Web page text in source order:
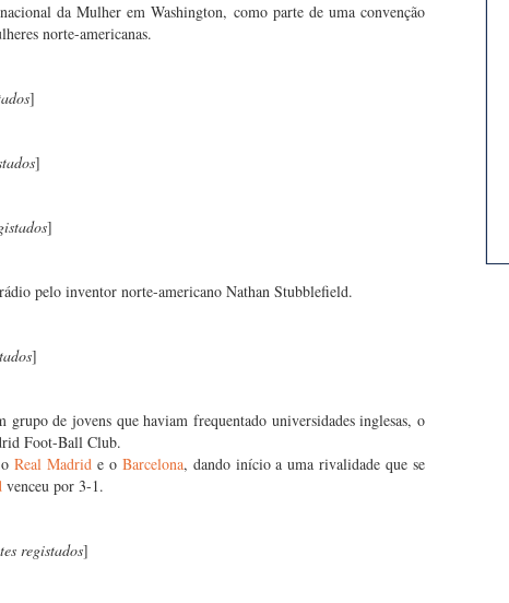
da Mulher em Washington, como parte de uma convenção
norte-americanas.
]
]
]
pelo inventor norte-americano Nathan Stubblefield.
]
de jovens que haviam frequentado universidades inglesas, o
Foot-Ball Club.
oReal Madrid e o Barcelona, dando início a uma rivalidade que se
venceu por 3-1.
registados]